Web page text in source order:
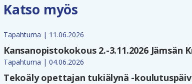
Katso myös
Tapahtuma | 11.06.2026
Kansanopistokokous 2.-3.11.2026
Tapahtuma | 04.06.2026
Tekoäly opettajan tukiälynä -